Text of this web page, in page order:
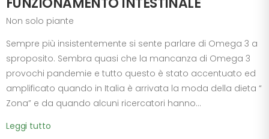
Non solo piante
Sempre più insistentemente si sente parlare di Omega 3 a
sproposito. Sembra quasi che la mancanza di Omega 3
provochi pandemie e tutto questo è stato accentuato ed
amplificato quando in Italia è arrivata la moda della dieta “
Zona” e da quando alcuni ricercatori hanno...
Leggi tutto